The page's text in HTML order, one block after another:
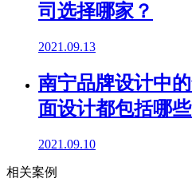
司选择哪家？
2021.09.13
南宁品牌设计中
面设计都包括哪
2021.09.10
相关案例